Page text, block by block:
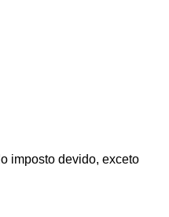
imposto devido, exceto